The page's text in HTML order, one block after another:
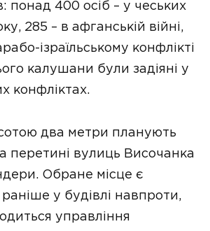
понад 400 осіб – у чеських
285 – в афганській війні,
ізраїльському конфлікті
калушани були задіяні у
конфліктах.
два метри планують
перетині вулиць Височанка
Обране місце є
у будівлі навпроти,
управління